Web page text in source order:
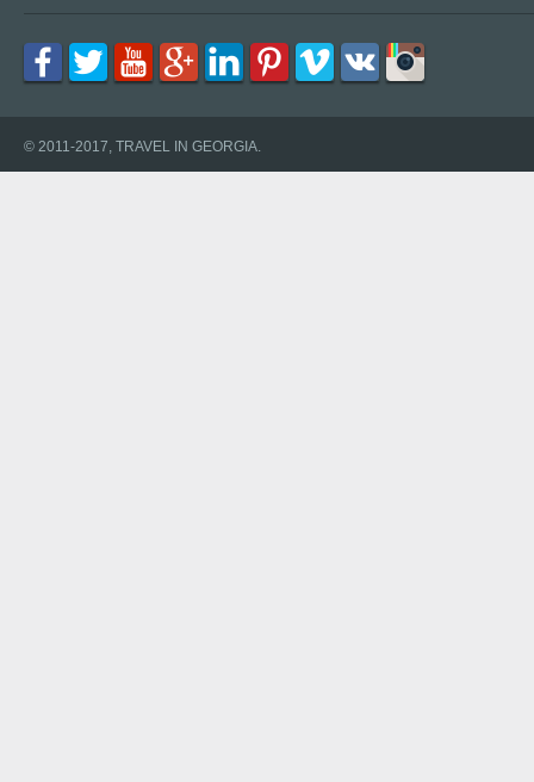
© 2011-2017, TRAVEL IN GEORGIA.